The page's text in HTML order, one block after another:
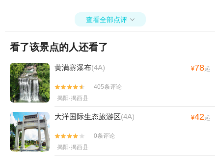
查看全部点评 
看了该景点的人还看了
黄满寨瀑布(4A) ¥78起


405条评论
揭阳·揭西县
大洋国际生态旅游区(4A) ¥42起


0条评论
揭阳·揭西县